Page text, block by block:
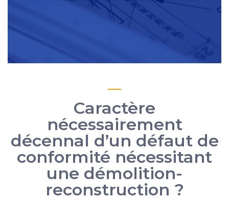
Caractère
nécessairement
décennal d’un défaut de
conformité nécessitant
une démolition-
reconstruction ?